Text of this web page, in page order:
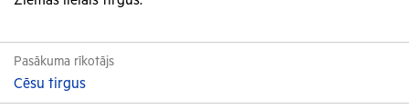
Pasākuma rīkotājs
Cēsu tirgus